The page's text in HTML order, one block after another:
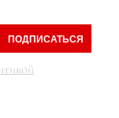
ПОДПИСАТЬСЯ